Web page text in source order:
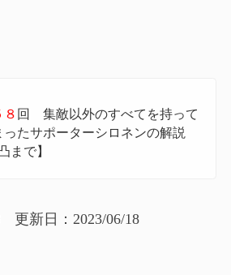
８ 回 集敵以外のすべてを持って
ったサポーターシロネンの解説
まで】
更新日：2023/06/18